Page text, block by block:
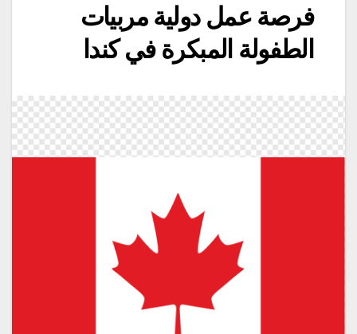
فرصة عمل دولية مربيات
الطفولة المبكرة في كندا